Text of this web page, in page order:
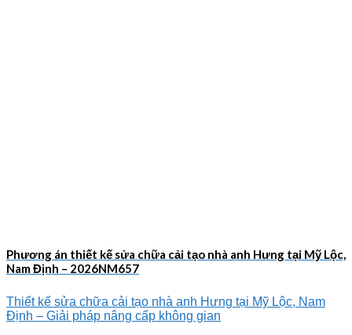
Phương án thiết kế sửa chữa cải tạo nhà anh Hưng tại Mỹ Lộc,
Nam Định – 2026NM657
Thiết kế sửa chữa cải tạo nhà anh Hưng tại Mỹ Lộc, Nam
Định – Giải pháp nâng cấp không gian